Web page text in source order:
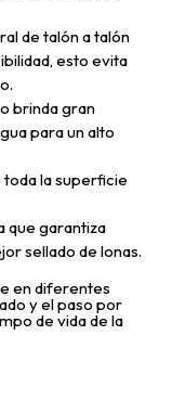
de talón a talón
esto evita
brinda gran
para un alto
la superficie
que garantiza
sellado de lonas.
en diferentes
y el paso por
de vida de la